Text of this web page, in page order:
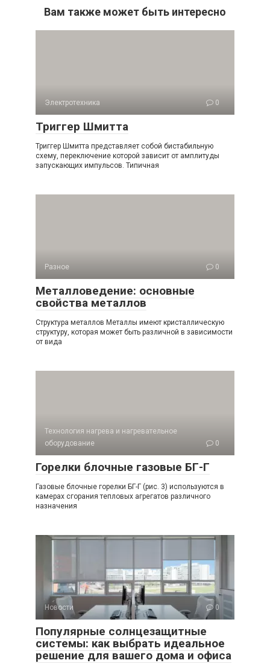
Вам также может быть интересно
Электротехника 0
Триггер Шмитта
Триггер Шмитта представляет собой бистабильную
схему, переключение которой зависит от амплитуды
запускающих им­пульсов. Типичная
Разное 0
Металловедение: основные
свойства металлов
Структура металлов Металлы имеют кристаллическую
структуру, которая может быть различной в зависимости
от вида
Технология нагрева и нагревательное
оборудование
0
Горелки блочные газовые БГ-Г
Газовые блочные горелки БГ-Г (рис. 3) используются в
камерах сгорания тепловых агрегатов различного
назначения
Новости 0
Популярные солнцезащитные
системы: как выбрать идеальное
решение для вашего дома и офиса